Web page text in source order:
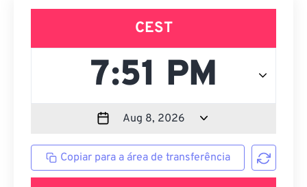
CEST
Copiar para a área de transferência